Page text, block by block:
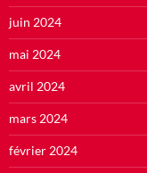
juin 2024
mai 2024
avril 2024
mars 2024
février 2024